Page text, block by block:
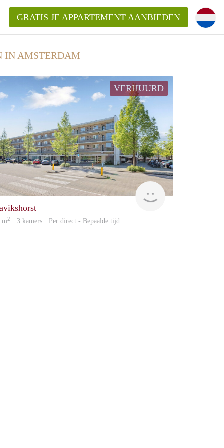
appartement in Amsterdam?
van een huur appartement?
in Amsterdam?
GRATIS JE APPARTEMENT AANBIEDEN
IN AMSTERDAM
VERHUURD
m2 · 3 kamers · Per direct - Bepaalde tijd